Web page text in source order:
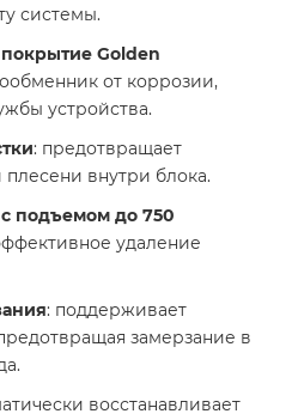
системы.
Golden
от коррозии,
устройства.
: предотвращает
внутри блока.
подъемом до 750
удаление
: поддерживает
замерзание в
восстанавливает